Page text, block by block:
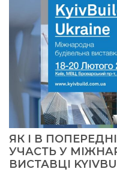
ЯК І В
УЧАСТЬ У
ВИСТАВЦІ